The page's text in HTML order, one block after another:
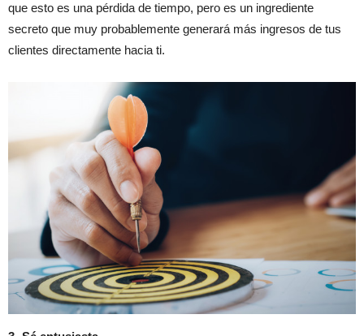
que esto es una pérdida de tiempo, pero es un ingrediente
secreto que muy probablemente generará más ingresos de tus
clientes directamente hacia ti.